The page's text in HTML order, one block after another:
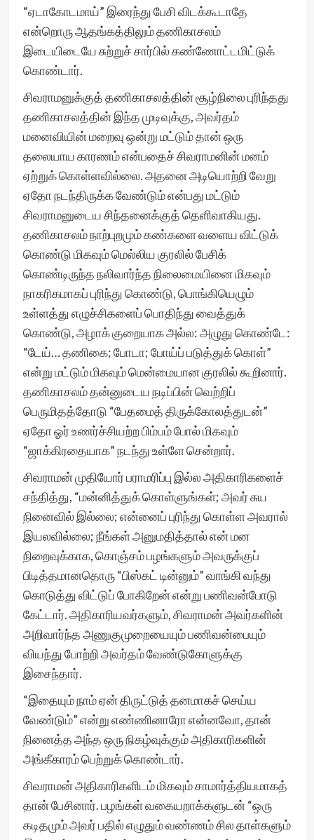
“ஏடாகோடமாய்” இரைந்து பேசி விடக்கூடாதே
என்றொரு ஆதங்கத்திலும் தணிகாசலம்
இடையிடையே சுற்றுச் சார்பில் கண்ணோட்டமிட்டுக்
கொண்டார்.
சிவராமனுக்குத் தணிகாசலத்தின் சூழ்நிலை புரிந்தது
தணிகாசலத்தின் இந்த முடிவுக்கு, அவர்தம்
மனைவியின் மறைவு ஒன்று மட்டும் தான் ஒரு
தலையாய காரணம் என்பதைச் சிவராமனின் மனம்
ஏற்றுக் கொள்ளவில்லை. அதனை அடியொற்றி வேறு
ஏதோ நடந்திருக்க வேண்டும் என்பது மட்டும்
சிவராமனுடைய சிந்தனைக்குத் தெளிவாகியது.
தணிகாசலம் நாற்புறமும் கண்களை வளைய விட்டுக்
கொண்டு மிகவும் மெல்லிய குரலில் பேசிக்
கொண்டிருந்த நலிவார்ந்த நிலைமையினை மிகவும்
நாகரிகமாகப் புரிந்து கொண்டு, பொங்கியெழும்
உள்ளத்து எழுச்சிகளைப் பொதிந்து வைத்துக்
கொண்டு, அழாக் குறையாக அல்ல: அழுது கொண்டே:
“டேய்… தணிகை; போடா; போய்ப் படுத்துக் கொள்”
என்று மட்டும் மிகவும் மென்மையான குரலில் கூறினார்.
தணிகாசலம் தன்னுடைய நடிப்பின் வெற்றிப்
பெருமிதத்தோடு “பேதமைத் திருக்கோலத்துடன்”
ஏதோ ஓர் உணர்ச்சியற்ற பிம்பம் போல் மிகவும்
“ஜாக்கிரதையாக” நடந்து உள்ளே சென்றார்.
சிவராமன் முதியோர் பராமரிப்பு இல்ல அதிகாரிகளைச்
சந்தித்து, “மன்னித்துக் கொள்ளுங்கள்; அவர் சுய
நினைவில் இல்லை; என்னைப் புரிந்து கொள்ள அவரால்
இயலவில்லை; நீங்கள் அனுமதித்தால் என் மன
நிறைவுக்காக, கொஞ்சம் பழங்களும் அவருக்குப்
பிடித்தமானதொரு “பிஸ்கட் டின்னும்” வாங்கி வந்து
கொடுத்து விட்டுப் போகிறேன் என்று பணிவன்போடு
கேட்டார். அதிகாரியவர்களும், சிவராமன் அவர்களின்
அறிவார்ந்த அணுகுமுறையையும் பணிவன்பையும்
வியந்து போற்றி அவர்தம் வேண்டுகோளுக்கு
இசைந்தார்.
“இதையும் நாம் ஏன் திருட்டுத் தனமாகச் செய்ய
வேண்டும்” என்று எண்ணினாரோ என்னவோ, தான்
நினைத்த அந்த ஒரு நிகழ்வுக்கும் அதிகாரிகளின்
அங்கீகாரம் பெற்றுக் கொண்டார்.
சிவராமன் அதிகாரிகளிடம் மிகவும் சாமார்த்தியமாகத்
தான் பேசினார். பழங்கள் வகையறாக்களுடன் “ஒரு
கடிதமும் அவர் பதில் எழுதும் வண்ணம் சில தாள்களும்